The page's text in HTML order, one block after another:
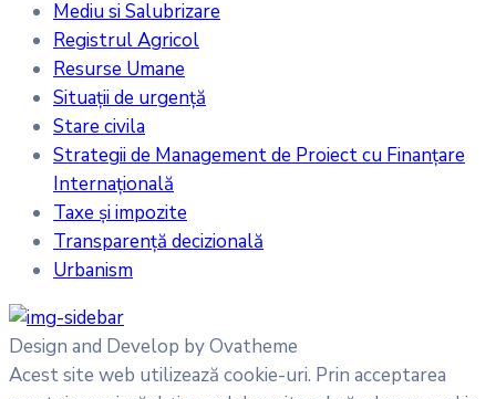
Mediu si Salubrizare
Registrul Agricol
Resurse Umane
Situații de urgență
Stare civila
Strategii de Management de Proiect cu Finanțare
Internațională
Taxe și impozite
Transparență decizională
Urbanism
Design and Develop by Ovatheme
Acest site web utilizează cookie-uri. Prin acceptarea